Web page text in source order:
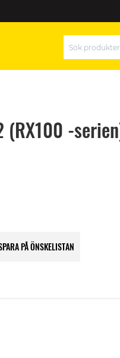
(RX100 -
PÅ ÖNSKELISTAN